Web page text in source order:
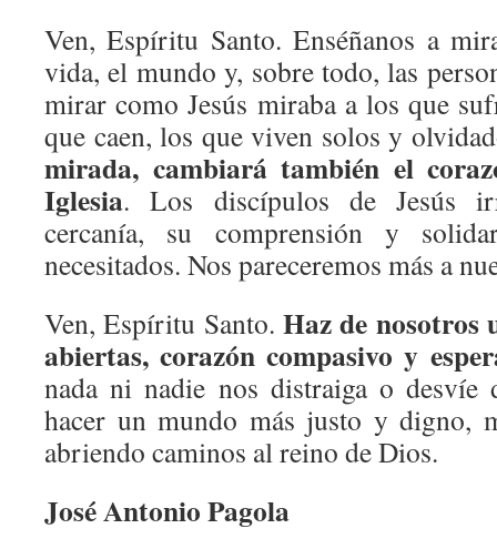
Ven, Espíritu Santo. Enséñanos a
vida, el mundo y, sobre todo, las
mirar como Jesús miraba a los que
que caen, los que viven solos y
mirada, cambiará también el
Iglesia. Los discípulos de Jesús
cercanía, su comprensión y
necesitados. Nos pareceremos más a
Ven, Espíritu Santo. Haz de nosotros
abiertas, corazón compasivo y
nada ni nadie nos distraiga o desvíe
hacer un mundo más justo y digno,
abriendo caminos al reino de Dios.
José Antonio Pagola